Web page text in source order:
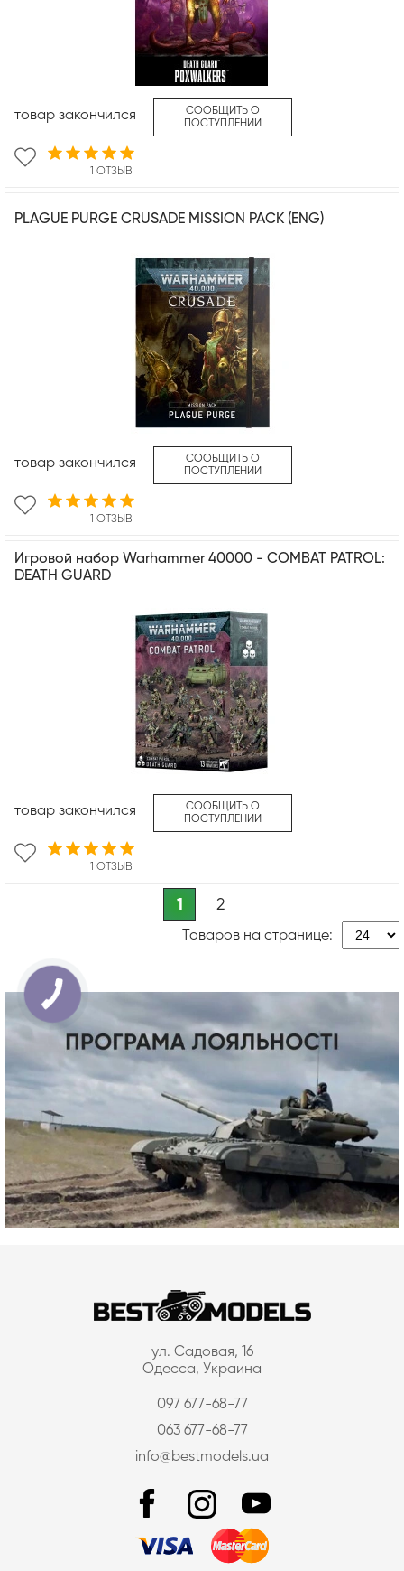
1 ОТЗЫВ
товар закончился
СООБЩИТЬ О
ПОСТУПЛЕНИИ
PLAGUE PURGE CRUSADE MISSION PACK (ENG)
1 ОТЗЫВ
товар закончился
СООБЩИТЬ О
ПОСТУПЛЕНИИ
Игровой набор Warhammer 40000 - COMBAT PATROL:
DEATH GUARD
1 ОТЗЫВ
товар закончился
СООБЩИТЬ О
ПОСТУПЛЕНИИ
1 2
Товаров на странице:
ул. Садовая, 16
Одесса, Украина
097 677-68-77
063 677-68-77
info@bestmodels.ua